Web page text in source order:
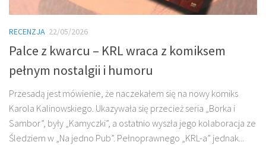
RECENZJA 22/05/2026
Palce z kwarcu – KRL wraca z komiksem
pełnym nostalgii i humoru
Przesadą jest mówienie, że naczekałem się na nowy komiks
Karola Kalinowskiego. Ukazywała się przecież seria „Borka i
Sambor”, były „Kamyczki”, a ostatnio wyszła jego kolaboracja ze
Śledziem w „Na jedno Pub”. Pełnoprawnego „KRL-a” jednak...